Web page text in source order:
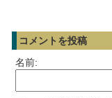
コメントを投稿
名前: